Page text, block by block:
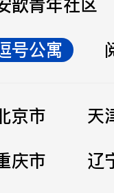
歆青年社区
号公寓
京市
天
庆市
辽
立即提交